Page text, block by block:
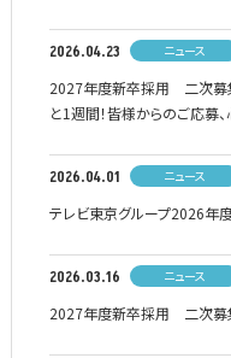
2026.04.23 ニュース
2027年度新卒採用 二次募
と1週間！皆様からのご応募、
2026.04.01 ニュース
テレビ東京グループ2026年
2026.03.16 ニュース
2027年度新卒採用 二次募